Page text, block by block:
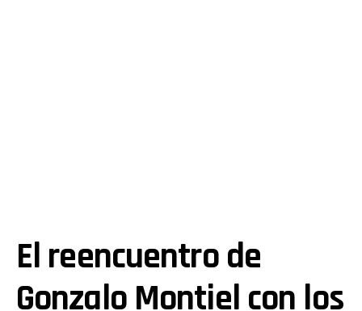
El reencuentro de
Gonzalo Montiel con los